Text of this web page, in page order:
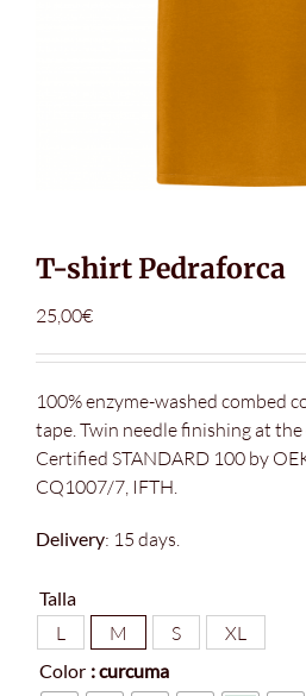
T-shirt Pedraforca
25,00€
100% enzyme-washed combed
tape. Twin needle finishing at
Certified STANDARD 100 by
CQ1007/7, IFTH.
Delivery: 15 days.
Talla
L M S XL
Color : curcuma